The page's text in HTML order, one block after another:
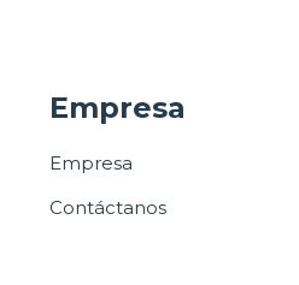
Empresa
Empresa
Contáctanos